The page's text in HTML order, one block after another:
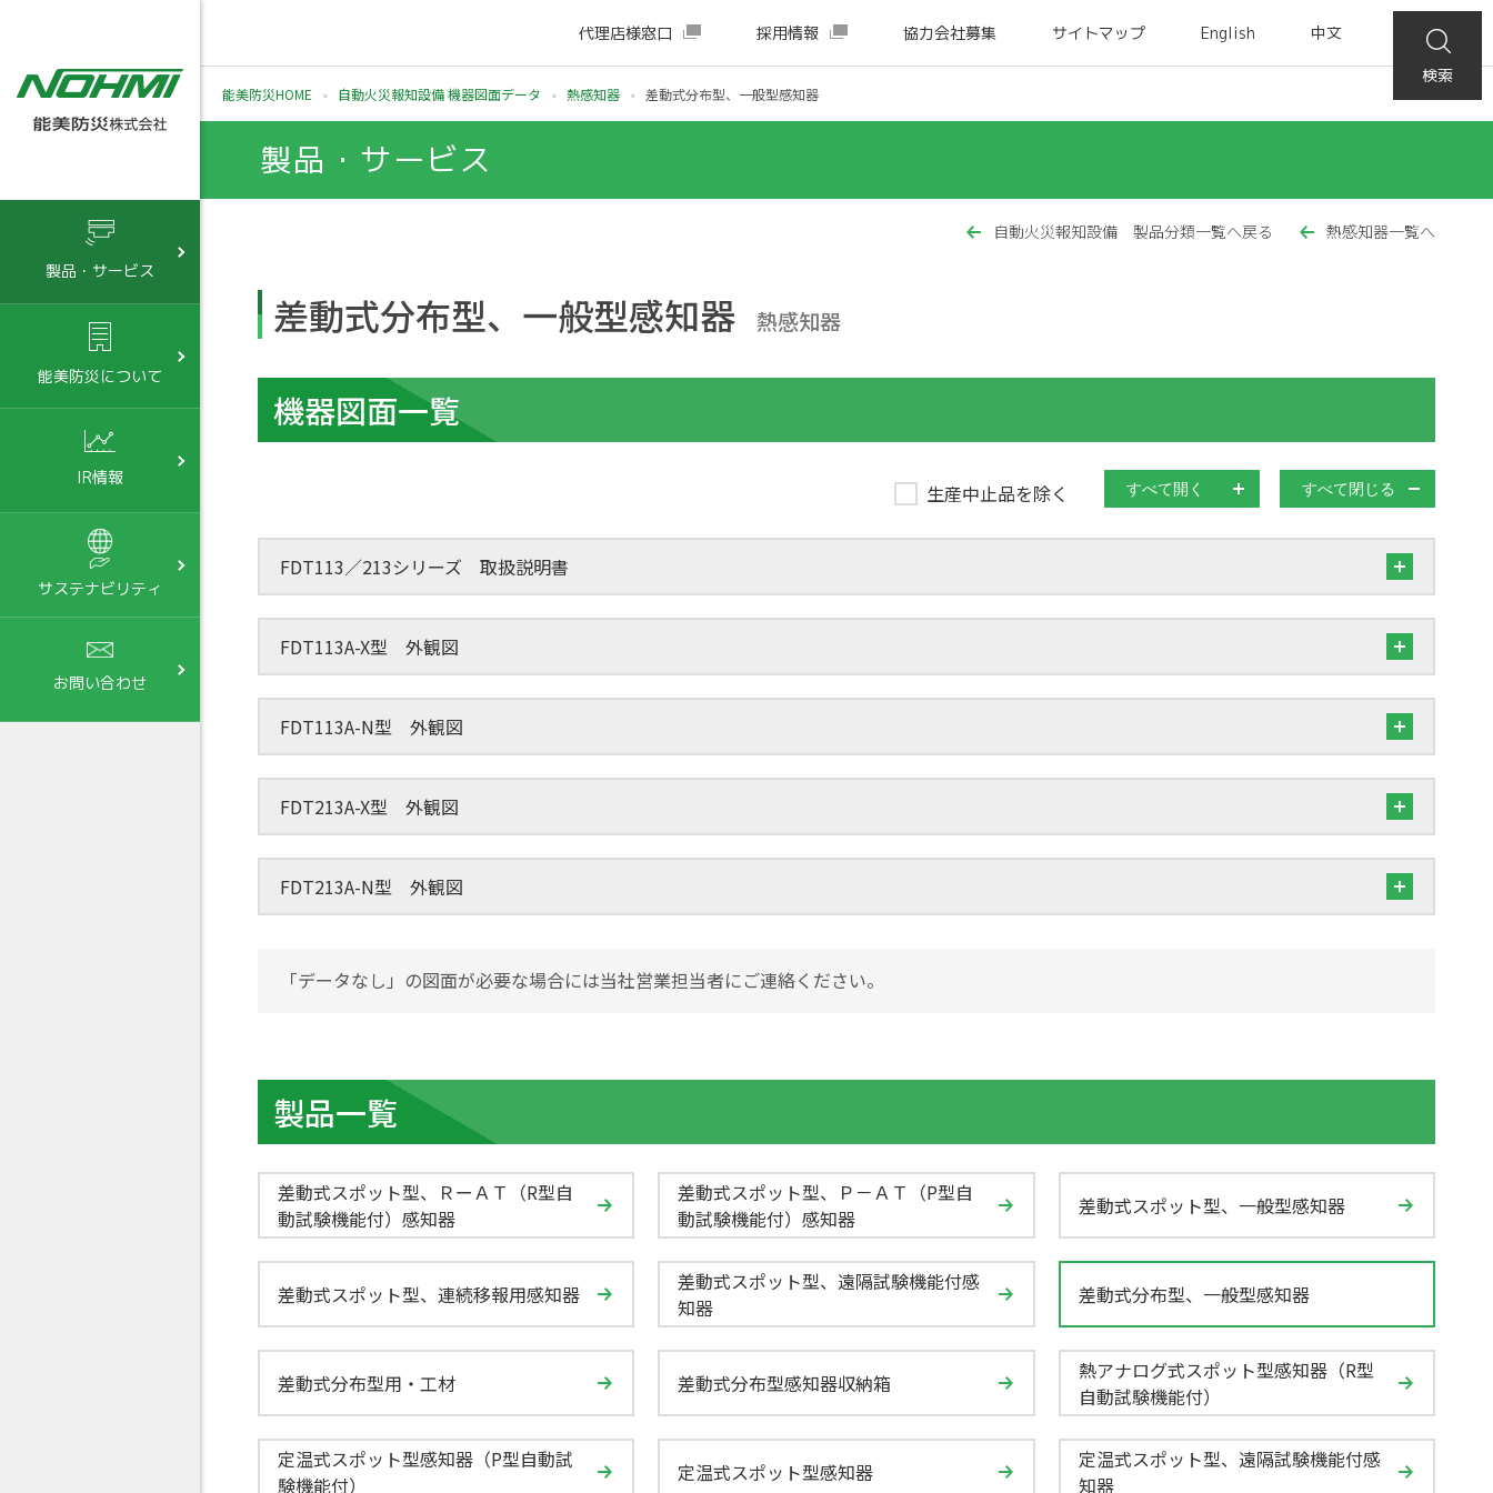
代理店様窓口 採用情報 協力会社募集 サイトマップ English
中文
検索
製品・サービス
能美防災について
IR情報
サステナビリティ
お問い合わせ
能美防災HOME 自動火災報知設備 機器図面データ 熱感知器 差動式分布型、一般型感知器
製品・サービス
自動火災報知設備 製品分類一覧へ戻る 熱感知器一覧へ
差動式分布型、一般型感知器 熱感知器
機器図面一覧
生産中止品を除く すべて開く すべて閉じる
FDT113／213シリーズ 取扱説明書
FDT113A-X型 外観図
FDT113A-N型 外観図
FDT213A-X型 外観図
FDT213A-N型 外観図
「データなし」の図面が必要な場合には当社営業担当者にご連絡ください。
製品一覧
差動式スポット型、ＲーＡＴ（R型自
動試験機能付）感知器
差動式スポット型、Ｐ－ＡＴ（P型自
動試験機能付）感知器
差動式スポット型、一般型感知器
差動式スポット型、連続移報用感知器
差動式スポット型、遠隔試験機能付感
知器
差動式分布型、一般型感知器
差動式分布型用・工材 差動式分布型感知器収納箱
熱アナログ式スポット型感知器（R型
自動試験機能付）
定温式スポット型感知器（P型自動試
験機能付）
定温式スポット型感知器
定温式スポット型、遠隔試験機能付感
知器